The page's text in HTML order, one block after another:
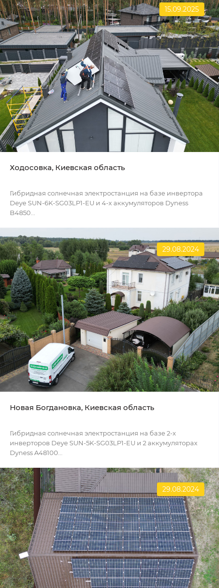
15.09.2025
Ходосовка, Киевская область
Гибридная солнечная электростанция на базе инвертора
Deye SUN-6K-SG03LP1-EU и 4-х аккумуляторов Dyness
B4850...
29.08.2024
Новая Богдановка, Киевская область
Гибридная солнечная электростанция на базе 2-х
инверторов Deye SUN-5K-SG03LP1-EU и 2 аккумуляторах
Dyness A48100...
29.08.2024